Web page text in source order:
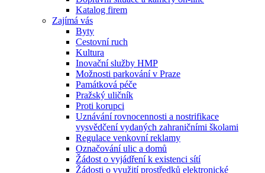
Katalog firem
Zajímá vás
Byty
Cestovní ruch
Kultura
Inovační služby HMP
Možnosti parkování v Praze
Památková péče
Pražský uličník
Proti korupci
Uznávání rovnocennosti a nostrifikace
vysvědčení vydaných zahraničními školami
Regulace venkovní reklamy
Označování ulic a domů
Žádost o vyjádření k existenci sítí
Žádosti o využití prostředků elektronické